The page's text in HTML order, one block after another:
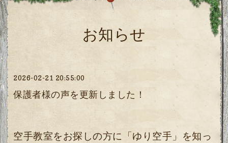
お知らせ
2026-02-21 20:55:00
保護者様の声を更新しました！
空手教室をお探しの方に「ゆり空手」を知っ